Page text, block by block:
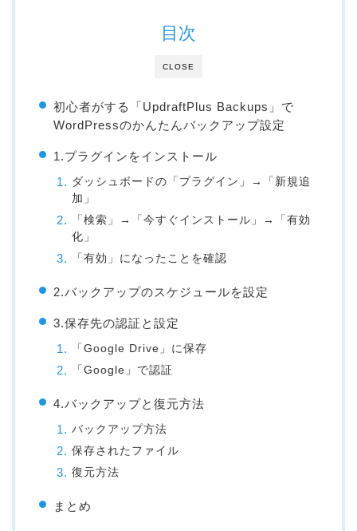
CLOSE
目次
初心者がする「UpdraftPlus Backups」で
WordPressのかんたんバックアップ設定
1.プラグインをインストール
ダッシュボードの「プラグイン」→「新規追
加」
「検索」→「今すぐインストール」→「有効
化」
「有効」になったことを確認
2.バックアップのスケジュールを設定
3.保存先の認証と設定
「Google Drive」に保存
「Google」で認証
4.バックアップと復元方法
バックアップ方法
保存されたファイル
復元方法
まとめ